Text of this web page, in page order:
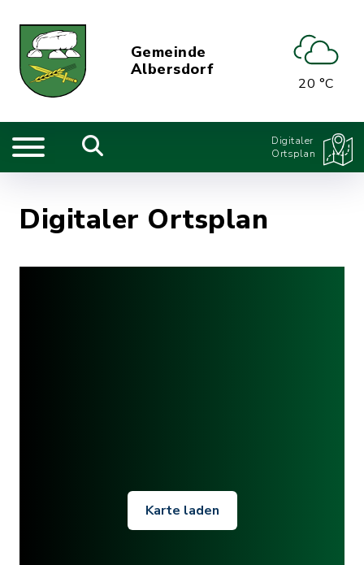
Gemeinde
Albersdorf
20 °C
Digitaler
Ortsplan
Digitaler Ortsplan
Karte laden